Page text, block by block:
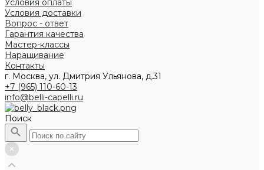
Условия оплаты
Условия доставки
Вопрос - ответ
Гарантия качества
Мастер-классы
Наращивание
Контакты
г. Москва, ул. Дмитрия Ульянова, д.31
+7 (965) 110-60-13
info@belli-capelli.ru
Поиск